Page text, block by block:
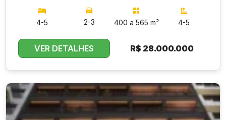
4-5 2-3 400 a 565 m² 4-5
VER DETALHES R$ 28.000.000